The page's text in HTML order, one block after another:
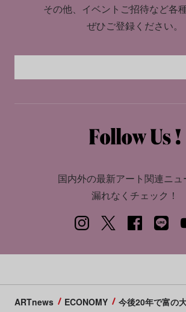
その他、イベントご招待など各種
ぜひご登録ください。
国内外の最新アート関連ニュ
漏れなくチェック！
ARTnews ECONOMY 今後20年で富の